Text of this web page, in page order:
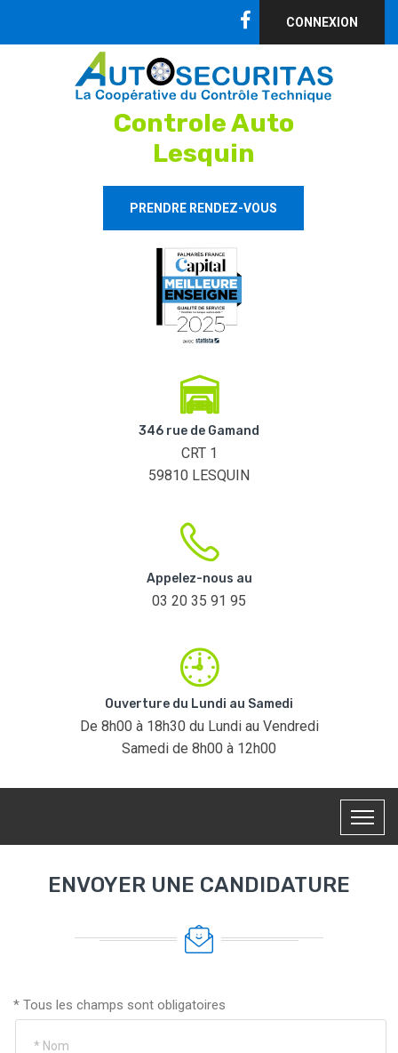
CONNEXION
Controle Auto
Lesquin
PRENDRE RENDEZ-VOUS
346 rue de Gamand
CRT 1
59810 LESQUIN
Appelez-nous au
03 20 35 91 95
Ouverture du Lundi au Samedi
De 8h00 à 18h30 du Lundi au Vendredi
Samedi de 8h00 à 12h00
ENVOYER UNE CANDIDATURE
* Tous les champs sont obligatoires